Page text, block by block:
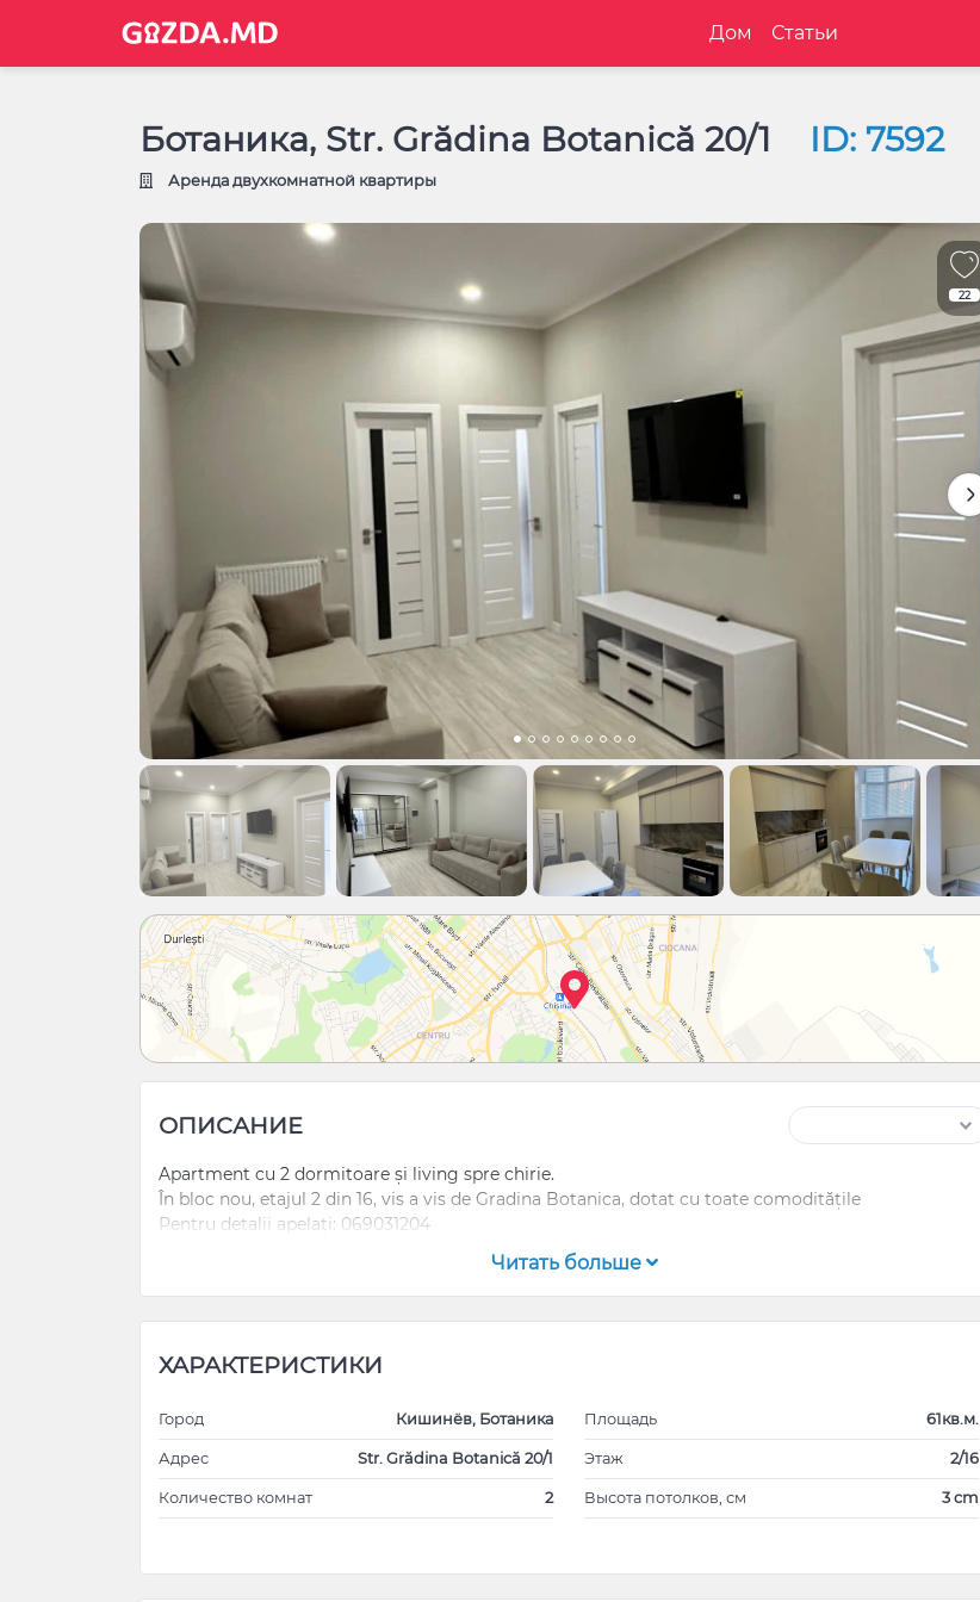
Дом Статьи
Ботаника, Str. Grădina Botanică 20/1 ID: 7592
Аренда двухкомнатной квартиры
22
ОПИСАНИЕ
Apartment cu 2 dormitoare și living spre chirie.
În bloc nou, etajul 2 din 16, vis a vis de Gradina Botanica, dotat cu toate comoditățile
Pentru detalii apelați: 069031204
Читать больше
ХАРАКТЕРИСТИКИ
Город Кишинёв, Ботаника
Адрес Str. Grădina Botanică 20/1
Количество комнат 2
Площадь 61кв.м.
Этаж 2/16
Высота потолков, см 3 cm